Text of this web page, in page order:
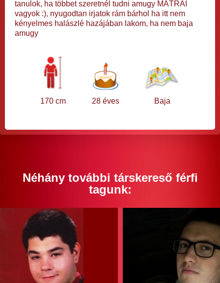
tanulok, ha többet szeretnél tudni amugy MÁTRAI
vagyok :), nyugodtan irjatok rám bárhol ha itt nem
kényelmes halászlé hazájában lakom, ha nem baja
amugy
170 cm 28 éves Baja
Néhány további társkereső férfi
tagunk: